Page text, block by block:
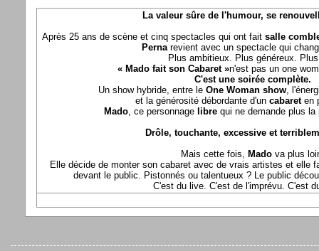
La valeur sûre de l'humour, se
Après 25 ans de scène et cinq spectacles qui ont fait salle
Pernarevient avec un spectacle qui
Plus ambitieux. Plus généreux.
« Mado fait son Cabaret »n'est pas un one
C'est une soirée complète.
Un show hybride, entre le One Woman show,
et la générosité débordante d'un cabaret en
Mado, ce personnage librequi ne demande plus la
Drôle, touchante, excessive et
Mais cette fois, Mado va plus
Elle décide de monter son cabaret avec de vrais artistes et elle
devant le public. Pistonnés ou talentueux ? Le public
C'est du live. C'est de l'imprévu. C'est